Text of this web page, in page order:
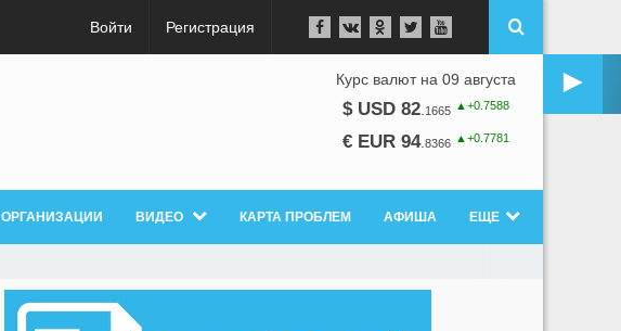
Войти Регистрация
►
Курс валют на 09 августа
$ USD 82 1665 ▲+0.7588
€ EUR 94. 8366 ▲+0.7781
ОРГАНИЗАЦИИ ВИДЕО КАРТА ПРОБЛЕМ АФИША ЕЩЕ